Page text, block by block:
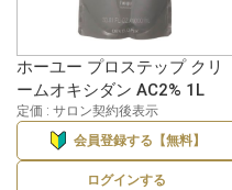
ホーユー プロステップ クリ
ームオキシダン AC2% 1L
定価 : サロン契約後表示
会員登録する【無料】
ログインする